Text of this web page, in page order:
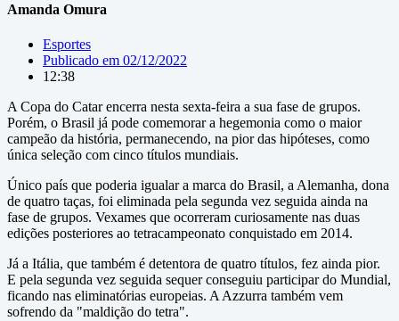
Amanda Omura
Esportes
Publicado em 02/12/2022
12:38
A Copa do Catar encerra nesta sexta-feira a sua fase de grupos.
Porém, o Brasil já pode comemorar a hegemonia como o maior
campeão da história, permanecendo, na pior das hipóteses, como
única seleção com cinco títulos mundiais.
Único país que poderia igualar a marca do Brasil, a Alemanha, dona
de quatro taças, foi eliminada pela segunda vez seguida ainda na
fase de grupos. Vexames que ocorreram curiosamente nas duas
edições posteriores ao tetracampeonato conquistado em 2014.
Já a Itália, que também é detentora de quatro títulos, fez ainda pior.
E pela segunda vez seguida sequer conseguiu participar do Mundial,
ficando nas eliminatórias europeias. A Azzurra também vem
sofrendo da "maldição do tetra".